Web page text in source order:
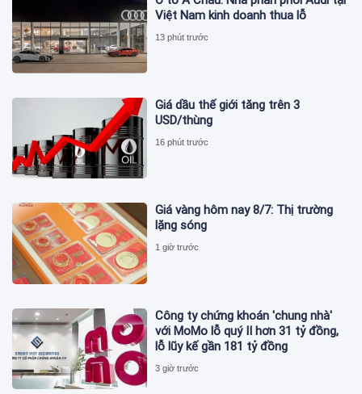
Việt Nam kinh doanh thua lỗ
13 phút trước
Giá dầu thế giới tăng trên 3
USD/thùng
16 phút trước
Giá vàng hôm nay 8/7: Thị trường
lặng sóng
1 giờ trước
Công ty chứng khoán 'chung nhà'
với MoMo lỗ quý II hơn 31 tỷ đồng,
lỗ lũy kế gần 181 tỷ đồng
3 giờ trước